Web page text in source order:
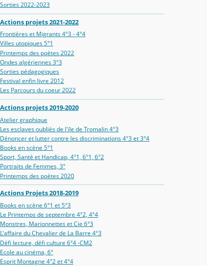
Sorties 2022-2023
Actions projets 2021-2022
Frontières et Migrants 4°3 - 4°4
Villes utopiques 5°1
Printemps des poètes 2022
Ondes algériennes 3°3
Sorties pédagogiques
Festival enfin livre 2012
Les Parcours du coeur 2022
Actions projets 2019-2020
Atelier graphique
Les esclaves oubliés de l'ïle de Tromalin 4°3
Dénoncer et lutter contre les discriminations 4°3 et 3°4
Books en scène 5°1
Sport, Santé et Handicap, 4°1, 6°1, 6°2
Portraits de Femmes, 3°
Printemps des poètes 2020
Actions Projets 2018-2019
Books en scène 6°1 et 5°3
Le Printemps de septembre 4°2, 4°4
Monstres, Marionnettes et Cie 6°3
L'affaire du Chevalier de La Barre 4°3
Défi lecture, défi culture 6°4 -CM2
Ecole au cinéma, 6°
Esprit Montagne 4°2 et 4°4